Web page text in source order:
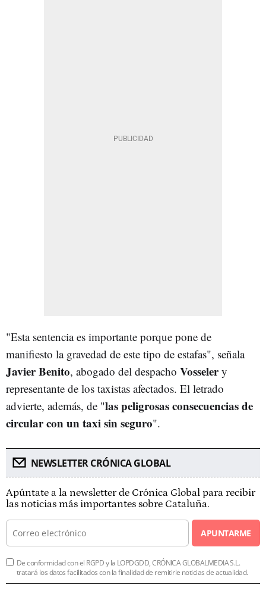
"Esta sentencia es importante porque pone de
manifiesto la gravedad de este tipo de estafas", señala
Javier Benito, abogado del despacho Vosselery
representante de los taxistas afectados. El letrado
advierte, además, de "las peligrosas consecuencias de
circular con un taxi sin seguro".
NEWSLETTER CRÓNICA GLOBAL
Apúntate a la newsletter de Crónica Global para recibir
las noticias más importantes sobre Cataluña.
APUNTARME
De conformidad con el RGPD y la LOPDGDD, CRÓNICA GLOBALMEDIA S.L.
tratará los datos facilitados con la finalidad de remitirle noticias de actualidad.